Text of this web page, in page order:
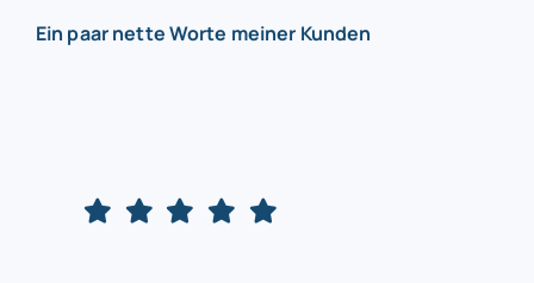
Ein paar nette Worte meiner Kunden